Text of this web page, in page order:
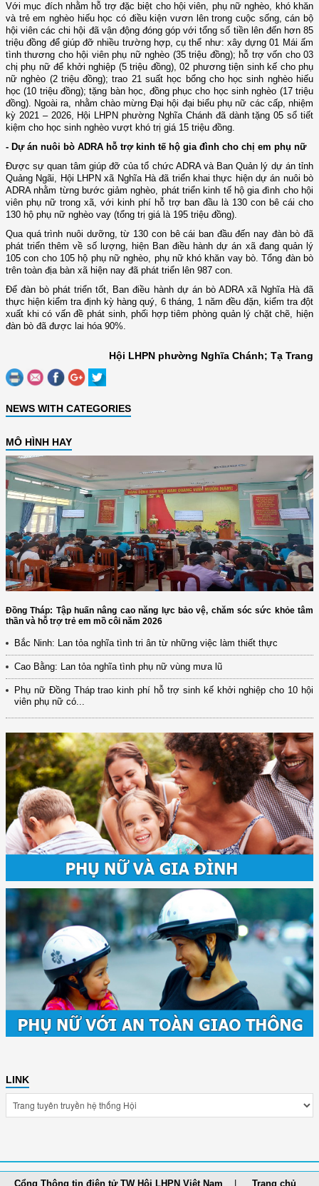
Với mục đích nhằm hỗ trợ đặc biệt cho hội viên, phụ nữ nghèo, khó khăn
và trẻ em nghèo hiếu học có điều kiện vươn lên trong cuộc sống, cán bộ
hội viên các chi hội đã vận động đóng góp với tổng số tiền lên đến hơn 85
triệu đồng để giúp đỡ nhiều trường hợp, cụ thể như: xây dựng 01 Mái ấm
tình thương cho hội viên phụ nữ nghèo (35 triệu đồng); hỗ trợ vốn cho 03
chị phụ nữ để khởi nghiệp (5 triệu đồng), 02 phương tiện sinh kế cho phụ
nữ nghèo (2 triệu đồng); trao 21 suất học bổng cho học sinh nghèo hiếu
học (10 triệu đồng); tặng bàn học, đồng phục cho học sinh nghèo (17 triệu
đồng). Ngoài ra, nhằm chào mừng Đại hội đại biểu phụ nữ các cấp, nhiệm
kỳ 2021 – 2026, Hội LHPN phường Nghĩa Chánh đã dành tặng 05 sổ tiết
kiệm cho học sinh nghèo vượt khó trị giá 15 triệu đồng.
- Dự án nuôi bò ADRA hỗ trợ kinh tế hộ gia đình cho chị em phụ nữ
Được sự quan tâm giúp đỡ của tổ chức ADRA và Ban Quản lý dự án tỉnh
Quảng Ngãi, Hội LHPN xã Nghĩa Hà đã triển khai thực hiện dự án nuôi bò
ADRA nhằm từng bước giảm nghèo, phát triển kinh tế hộ gia đình cho hội
viên phụ nữ trong xã, với kinh phí hỗ trợ ban đầu là 130 con bê cái cho
130 hộ phụ nữ nghèo vay (tổng trị giá là 195 triệu đồng).
Qua quá trình nuôi dưỡng, từ 130 con bê cái ban đầu đến nay đàn bò đã
phát triển thêm về số lượng, hiện Ban điều hành dự án xã đang quản lý
105 con cho 105 hộ phụ nữ nghèo, phụ nữ khó khăn vay bò. Tổng đàn bò
trên toàn địa bàn xã hiện nay đã phát triển lên 987 con.
Để đàn bò phát triển tốt, Ban điều hành dự án bò ADRA xã Nghĩa Hà đã
thực hiện kiểm tra định kỳ hàng quý, 6 tháng, 1 năm đều đặn, kiểm tra đột
xuất khi có vấn đề phát sinh, phối hợp tiêm phòng quản lý chặt chẽ, hiện
đàn bò đã được lai hóa 90%.
Hội LHPN phường Nghĩa Chánh; Tạ Trang
NEWS WITH CATEGORIES
MÔ HÌNH HAY
Đồng Tháp: Tập huấn nâng cao năng lực bảo vệ, chăm sóc sức khỏe tâm
thần và hỗ trợ trẻ em mồ côi năm 2026
Bắc Ninh: Lan tỏa nghĩa tình tri ân từ những việc làm thiết thực
Cao Bằng: Lan tỏa nghĩa tình phụ nữ vùng mưa lũ
Phụ nữ Đồng Tháp trao kinh phí hỗ trợ sinh kế khởi nghiệp cho 10 hội
viên phụ nữ có...
LINK
Cổng Thông tin điện tử TW Hội LHPN Việt Nam Trang chủ